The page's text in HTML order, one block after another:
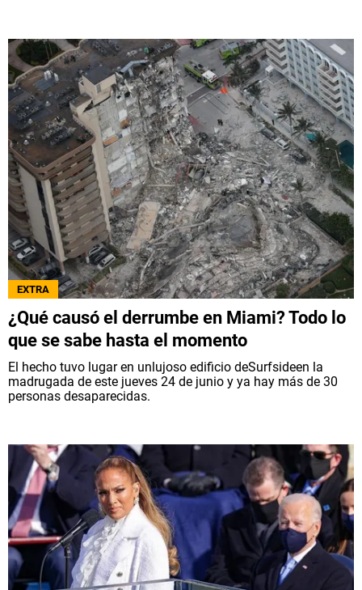
EXTRA
¿Qué causó el derrumbe en Miami? Todo lo
que se sabe hasta el momento
El hecho tuvo lugar en unlujoso edificio deSurfsideen la
madrugada de este jueves 24 de junio y ya hay más de 30
personas desaparecidas.